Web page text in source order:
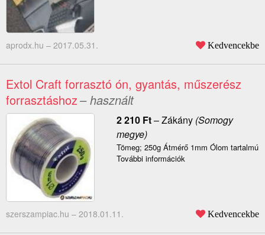
aprodx.hu – 2017.05.31. Kedvencekbe
Extol Craft forrasztó ón, gyantás, műszerész
forrasztáshoz– használt
2 210 Ft–Zákány(Somogy
megye)
Tömeg; 250g Átmérő 1mm Ólom tartalmú
További információk
szerszampiac.hu – 2018.01.11. Kedvencekbe